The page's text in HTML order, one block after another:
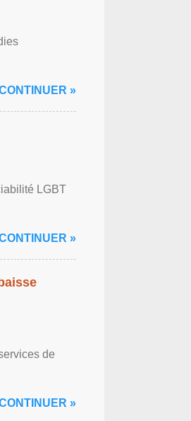
»
LGBT
»
de
»